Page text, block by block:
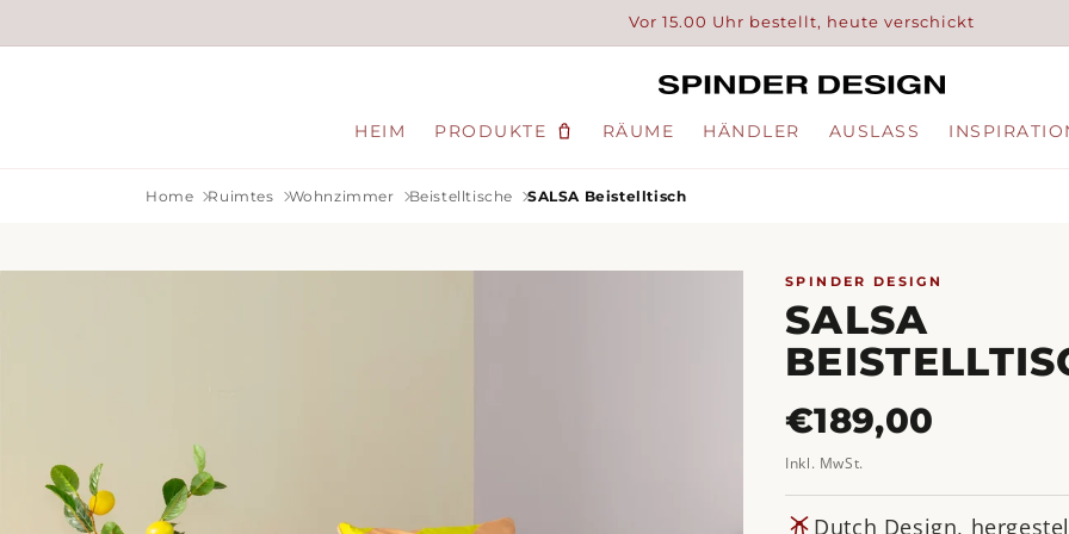
Inhalt
Vor 15.00 Uhr bestellt, heute verschickt
HEIM PRODUKTE RÄUME HÄNDLER AUSLASS
Home Ruimtes Wohnzimmer Beistelltische SALSA Beistelltisch
SPINDER DESIGN
SALSA
Normaler
Preis
€189,00
Inkl. MwSt.
Dutch Design,